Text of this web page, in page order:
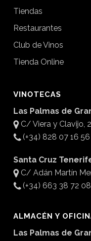
Tiendas
Restaurantes
Club de Vinos
Tienda Online
VINOTECAS
Las Palmas de
C/ Viera y Clavijo,
(+34) 828 07 16 56
Santa Cruz
C/ Adán Martín
(+34) 663 38 72 08
ALMACÉN Y
Las Palmas de